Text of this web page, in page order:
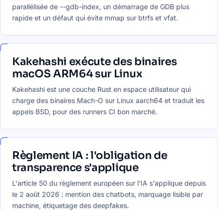
parallélisée de --gdb-index, un démarrage de GDB plus
rapide et un défaut qui évite mmap sur btrfs et vfat.
Kakehashi exécute des binaires
macOS ARM64 sur Linux
Kakehashi est une couche Rust en espace utilisateur qui
charge des binaires Mach-O sur Linux aarch64 et traduit les
appels BSD, pour des runners CI bon marché.
Règlement IA : l'obligation de
transparence s'applique
L'article 50 du règlement européen sur l'IA s'applique depuis
le 2 août 2026 : mention des chatbots, marquage lisible par
machine, étiquetage des deepfakes.